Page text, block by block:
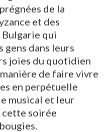
de la
et des
qui
gens dans leurs
joies du quotidien
de faire vivre
en perpétuelle
musical et leur
cette soirée